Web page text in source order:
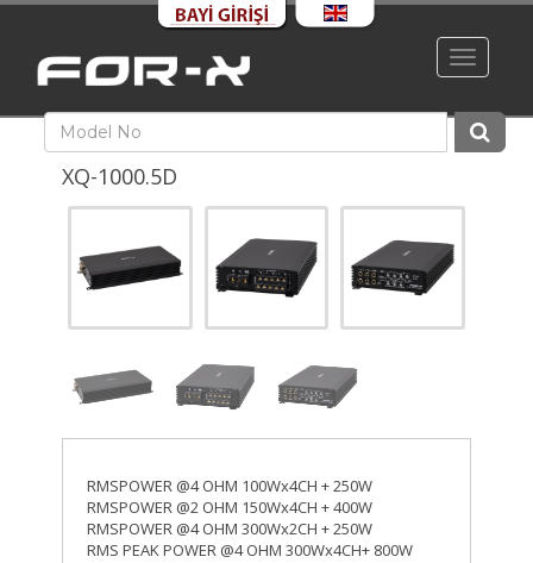
Toggle
XQ-1000.5D
RMSPOWER @4 OHM 100Wx4CH + 250W
RMSPOWER @2 OHM 150Wx4CH + 400W
RMSPOWER @4 OHM 300Wx2CH + 250W
RMS PEAK POWER @4 OHM 300Wx4CH+ 800W